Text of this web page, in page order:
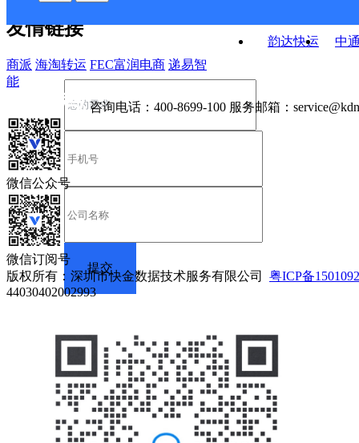
韵达快运
中
友情链接
商派 海淘转运 FEC富润电商 递易智
能
咨询电话： 400-8699-100 服务邮箱：
微信公众号
微信订阅号
版权所有：深圳市快金数据技术服务有限公司 粤ICP备
44030402002993